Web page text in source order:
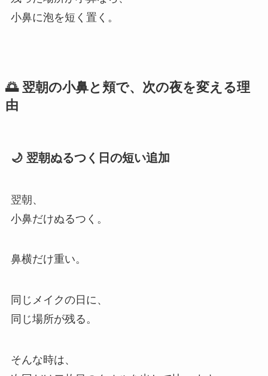
小鼻に泡を短く置く。
🌅 翌朝の小鼻と頬で、次の夜を変える理
由
🌙 翌朝ぬるつく日の短い追加
翌朝、
小鼻だけぬるつく。
鼻横だけ重い。
同じメイクの日に、
同じ場所が残る。
そんな時は、